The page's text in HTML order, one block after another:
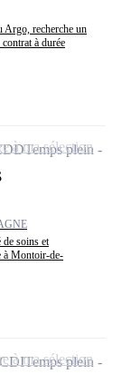
Argo, recherche un
à durée
de soins et
à Montoir-de-
Temps plein
à ma sélection
CDITemps plein
à ma sélection